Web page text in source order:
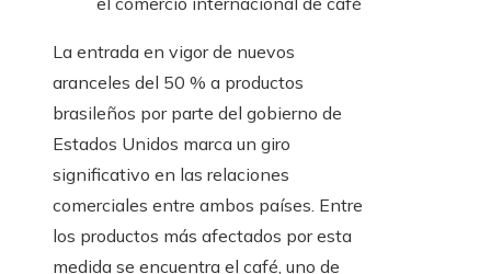
La entrada en vigor de nuevos
aranceles del 50 % a productos
brasileños por parte del gobierno de
Estados Unidos marca un giro
significativo en las relaciones
comerciales entre ambos países. Entre
los productos más afectados por esta
medida se encuentra el café, uno de